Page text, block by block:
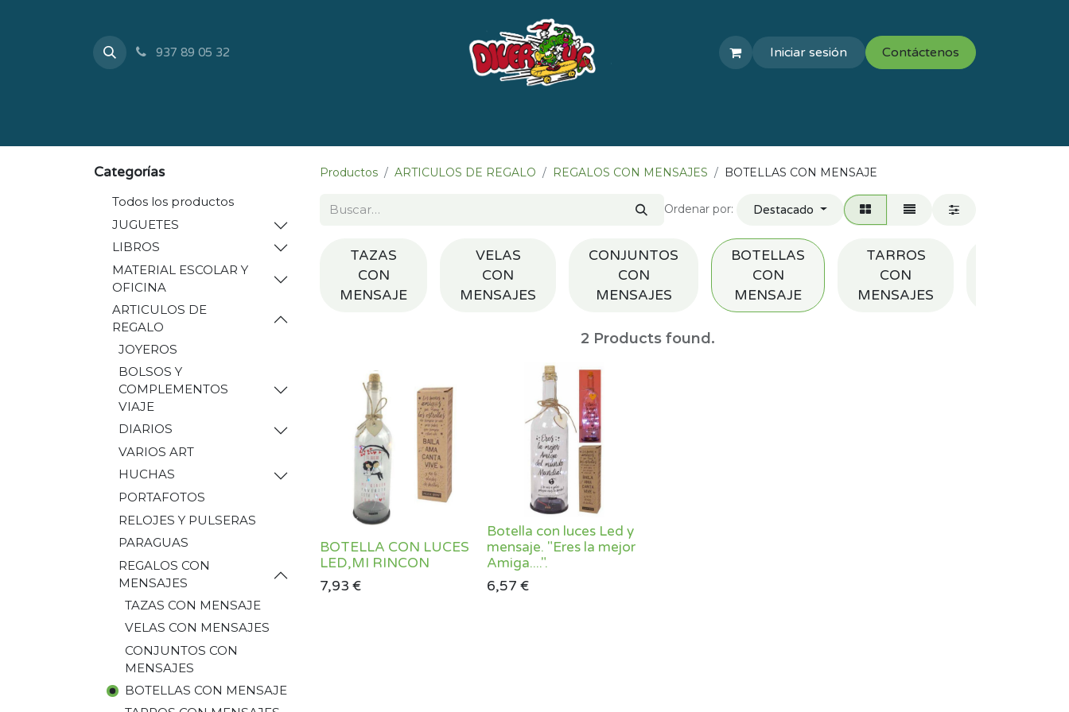
937 89 05 32 Iniciar sesión Contáctenos
Categorías
Todos los productos
JUGUETES
LIBROS
MATERIAL ESCOLAR Y
OFICINA
ARTICULOS DE
REGALO
JOYEROS
BOLSOS Y
COMPLEMENTOS
VIAJE
DIARIOS
VARIOS ART
HUCHAS
PORTAFOTOS
RELOJES Y PULSERAS
PARAGUAS
REGALOS CON
MENSAJES
TAZAS CON MENSAJE
VELAS CON MENSAJES
CONJUNTOS CON
MENSAJES
BOTELLAS CON MENSAJE
Productos ARTICULOS DE REGALO REGALOS CON MENSAJES BOTELLAS CON MENSAJE
Ordenar por: Destacado
TAZAS
CON
MENSAJE
VELAS
CON
MENSAJES
CONJUNTOS
CON
MENSAJES
BOTELLAS
CON
MENSAJE
TARROS
CON
MENSAJES
2 Products found.
BOTELLA CON LUCES
LED,MI RINCON
7,93 €
Botella con luces Led y
mensaje. "Eres la mejor
Amiga....".
6,57 €